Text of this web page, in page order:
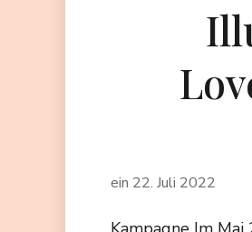
ein 22. Juli 2022